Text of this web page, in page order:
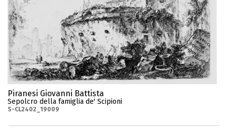
Piranesi Giovanni Battista
Sepolcro della famiglia de' Scipioni
S-CL2402_19009